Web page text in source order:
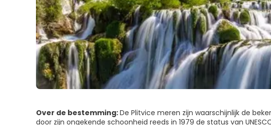
Over de bestemming:De Plitvice meren zijn waarschijnlijk de
door zijn ongekende schoonheid reeds in 1979 de status van